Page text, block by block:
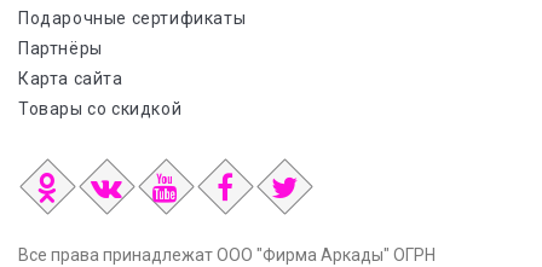
Подарочные сертификаты
Партнёры
Карта сайта
Товары со скидкой
Все права принадлежат ООО "Фирма Аркады" ОГРН